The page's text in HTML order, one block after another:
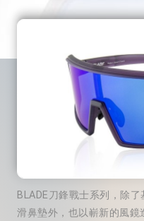
BLADE刀鋒戰士系列，除
滑鼻墊外，也以嶄新的風鏡